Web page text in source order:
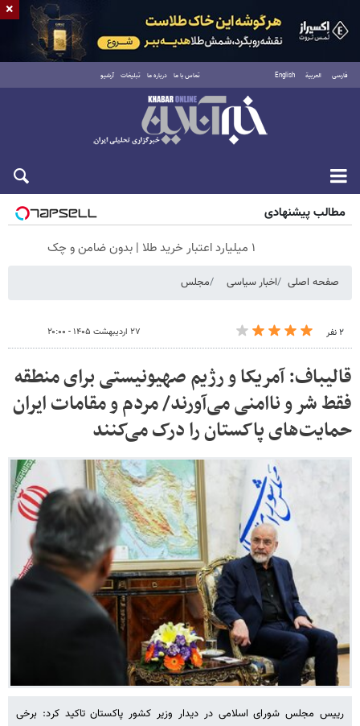
فارسی العربية English تماس با ما درباره ما تبلیغات آرشیو
شنبه ۱۷ مرداد ۱۴۰۵
مطالب پیشنهادی
۱ میلیارد اعتبار خرید طلا | بدون ضامن و چک
صفحه اصلی اخبار سیاسی مجلس
۲ نفر ۲۷ اردیبهشت ۱۴۰۵ - ۲۰:۰۰
قالیباف: آمریکا و رژیم صهیونیستی برای منطقه
فقط شر و ناامنی می‌آورند/ مردم و مقامات ایران
حمایت‌های پاکستان را درک می‌کنند
رییس مجلس شورای اسلامی در دیدار وزیر کشور پاکستان تاکید کرد: برخی
×